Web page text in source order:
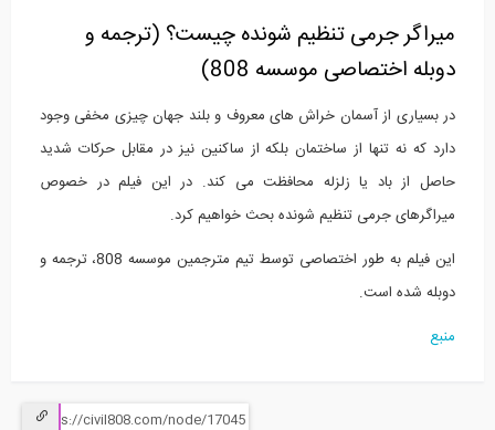
تغییر داد: فرو...
بولت ها در حین بتن...
میراگر جرمی تنظیم شونده چیست؟ (ترجمه و
دوبله اختصاصی موسسه 808)
در بسیاری از آسمان خراش های معروف و بلند جهان چیزی مخفی وجود
دارد که نه تنها از ساختمان بلکه از ساکنین نیز در مقابل حرکات شدید
حاصل از باد یا زلزله محافظت می کند. در این فیلم در خصوص
میراگرهای جرمی تنظیم شونده بحث خواهیم کرد.
این فیلم به طور اختصاصی توسط تیم مترجمین موسسه 808، ترجمه و
دوبله شده است.
منبع